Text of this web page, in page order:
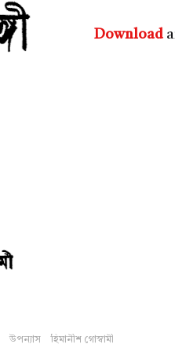
Download
উপন্যাস হিমানীশ গোস্বামী